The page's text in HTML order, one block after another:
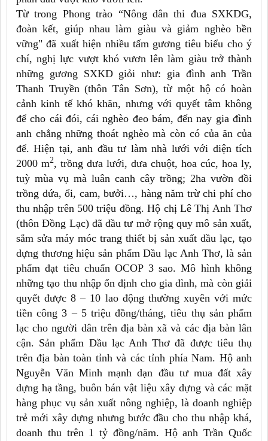
Từ trong Phong trào “Nông dân thi đua SXKDG,
đoàn kết, giúp nhau làm giàu và giảm nghèo bền
vững" đã xuất hiện nhiều tấm gương tiêu biểu cho ý
chí, nghị lực vượt khó vươn lên làm giàu trở thành
những gương SXKD giỏi như: gia đình anh Trần
Thanh Truyền (thôn Tân Sơn), từ một hộ có hoàn
cảnh kinh tế khó khăn, nhưng với quyết tâm không
để cho cái đói, cái nghèo đeo bám, đến nay gia đình
anh chẳng những thoát nghèo mà còn có của ăn của
để. Hiện tại, anh đầu tư làm nhà lưới với diện tích
2000 m2, trồng dưa lưới, dưa chuột, hoa cúc, hoa ly,
tuỳ mùa vụ mà luân canh cây trồng; 2ha vườn đồi
trồng dứa, ổi, cam, bưởi…, hàng năm trừ chi phí cho
thu nhập trên 500 triệu đồng. Hộ chị Lê Thị Anh Thơ
(thôn Đồng Lạc) đã đầu tư mở rộng quy mô sản xuất,
sắm sửa máy móc trang thiết bị sản xuất dầu lạc, tạo
dựng thương hiệu sản phẩm Dầu lạc Anh Thơ, là sản
phẩm đạt tiêu chuẩn OCOP 3 sao. Mô hình không
những tạo thu nhập ổn định cho gia đình, mà còn giải
quyết được 8 – 10 lao động thường xuyên với mức
tiền công 3 – 5 triệu đồng/tháng, tiêu thụ sản phẩm
lạc cho người dân trên địa bàn xã và các địa bàn lân
cận. Sản phẩm Dầu lạc Anh Thơ đã được tiêu thụ
trên địa bàn toàn tỉnh và các tỉnh phía Nam. Hộ anh
Nguyễn Văn Minh mạnh dạn đầu tư mua đất xây
dựng hạ tầng, buôn bán vật liệu xây dựng và các mặt
hàng phục vụ sản xuất nông nghiệp, là doanh nghiệp
trẻ mới xây dựng nhưng bước đầu cho thu nhập khá,
doanh thu trên 1 tỷ đồng/năm. Hộ anh Trần Quốc